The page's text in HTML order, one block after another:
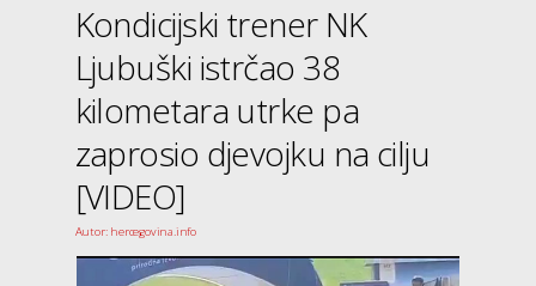
Kondicijski trener NK
Ljubuški istrčao 38
kilometara utrke pa
zaprosio djevojku na cilju
[VIDEO]
Autor: hercegovina.info